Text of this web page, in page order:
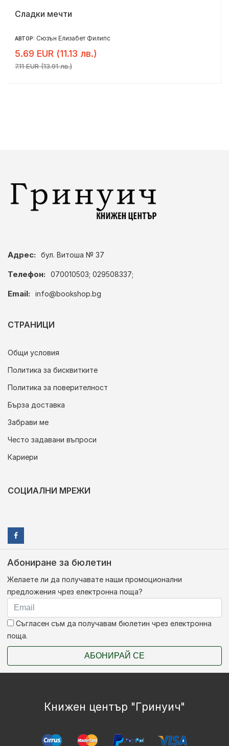
Сладки мечти
АВТОР: Сюзън Елизабет Филипс
5.69 EUR (11.13 лв.)
7.11 EUR (13.91 лв.)
Адрес: бул. Витоша № 37
Телефон: 070010503; 029508337;
Email: info@bookshop.bg
СТРАНИЦИ
Общи условия
Политика за бисквитките
Политика за поверителност
Бърза доставка
Забрави ме
Често задавани въпроси
Кариери
СОЦИАЛНИ МРЕЖИ
Абониране за бюлетин
Желаете ли да получавате наши промоционални
предложения чрез електронна поща?
Съгласен съм да получавам бюлетин чрез електронна
поща.
АБОНИРАЙ СЕ
Книжен център "Гринуич"